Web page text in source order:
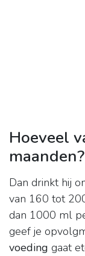
Hoeveel
maanden?
Dan drinkt hij
van 160 tot
dan 1000 ml
geef je
voeding gaat